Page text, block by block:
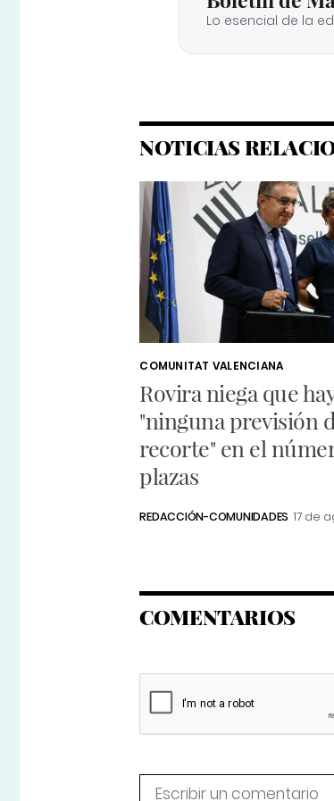
Lo esencial de la
NOTICIAS
COMUNITAT VALENCIANA
Rovira niega que
"ninguna previsión
recorte" en el
plazas
REDACCIÓN-COMUNIDADES 17 de
COMENTARIOS